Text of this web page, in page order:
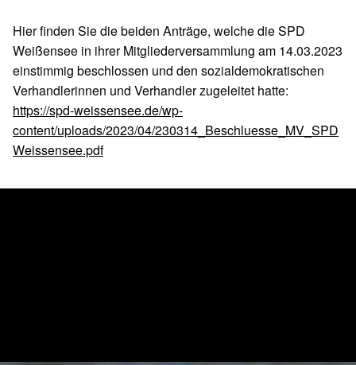
Hier finden Sie die beiden Anträge, welche die SPD
Weißensee in ihrer Mitgliederversammlung am 14.03.2023
einstimmig beschlossen und den sozialdemokratischen
Verhandlerinnen und Verhandler zugeleitet hatte:
https://spd-weissensee.de/wp-
content/uploads/2023/04/230314_Beschluesse_MV_SPD
Weissensee.pdf
Skip back to main navigation
Post navigation